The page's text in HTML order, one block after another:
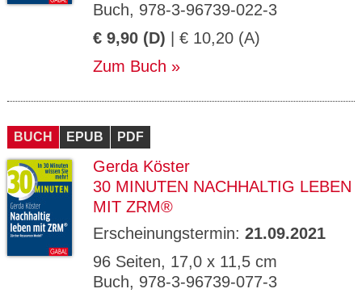
Buch, 978-3-96739-022-3
€ 9,90 (D) | € 10,20 (A)
Zum Buch
BUCH EPUB PDF
Gerda Köster
30 MINUTEN NACHHALTIG LEBEN
MIT ZRM®
Erscheinungstermin: 21.09.2021
96 Seiten, 17,0 x 11,5 cm
Buch, 978-3-96739-077-3